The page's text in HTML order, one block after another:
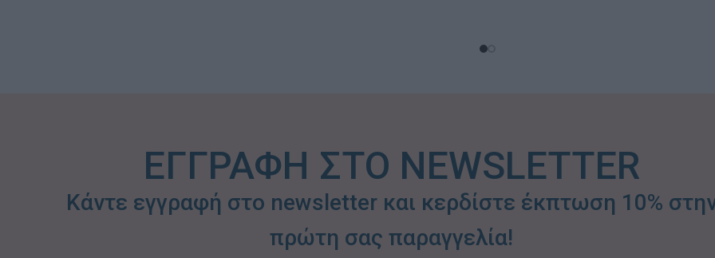
ΕΓΓΡΑΦΗ ΣΤΟ NEWSLETTER
Κάντε εγγραφή στο newsletter και κερδίστε έκπτωση 10%
πρώτη σας παραγγελία!